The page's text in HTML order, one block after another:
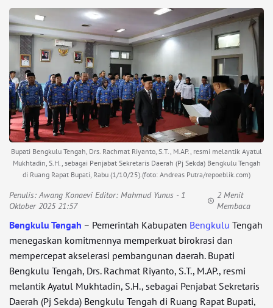
Bupati Bengkulu Tengah, Drs. Rachmat Riyanto, S.T., M.AP., resmi melantik Ayatul
Mukhtadin, S.H., sebagai Penjabat Sekretaris Daerah (Pj Sekda) Bengkulu Tengah
di Ruang Rapat Bupati, Rabu (1/10/25).(foto: Andreas Putra/repoeblik.com)
Penulis:Awang Konaevi Editor: Mahmud Yunus - 1
Oktober 2025 21:57
2 Menit
Membaca
Bengkulu Tengah – Pemerintah Kabupaten Bengkulu Tengah
menegaskan komitmennya memperkuat birokrasi dan
mempercepat akselerasi pembangunan daerah. Bupati
Bengkulu Tengah, Drs. Rachmat Riyanto, S.T., M.AP., resmi
melantik Ayatul Mukhtadin, S.H., sebagai Penjabat Sekretaris
Daerah (Pj Sekda) Bengkulu Tengah di Ruang Rapat Bupati,